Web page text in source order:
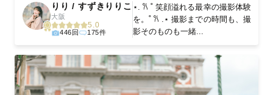
りり / すずきりりこ
大阪
5.0
446回 175件
⋆. 𐙚 ˚ 笑顔溢れる最幸の撮影体験
を。˚ 𐙚 .⋆ 撮影までの時間も、撮
影そのものも一緒...